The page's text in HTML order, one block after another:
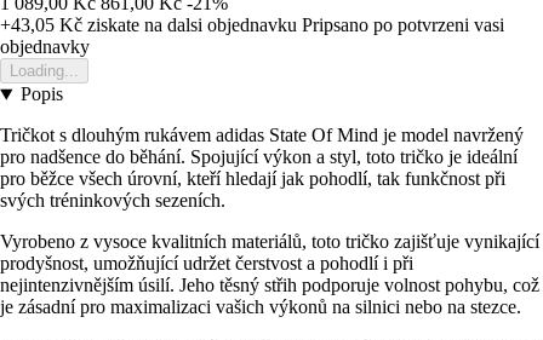
+43,05 Kč ziskate na dalsi objednavku Pripsano po potvrzeni vasi
objednavky
Loading...
Popis
Tričkot s dlouhým rukávem adidas State Of Mind je model navržený
pro nadšence do běhání. Spojující výkon a styl, toto tričko je ideální
pro běžce všech úrovní, kteří hledají jak pohodlí, tak funkčnost při
svých tréninkových sezeních.
Vyrobeno z vysoce kvalitních materiálů, toto tričko zajišťuje vynikající
prodyšnost, umožňující udržet čerstvost a pohodlí i při
nejintenzivnějším úsilí. Jeho těsný střih podporuje volnost pohybu, což
je zásadní pro maximalizaci vašich výkonů na silnici nebo na stezce.